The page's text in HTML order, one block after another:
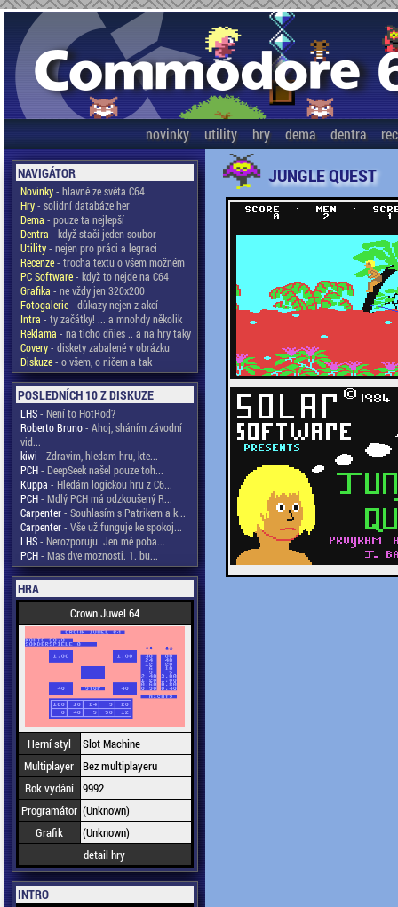
novinky utility hry dema dentra
NAVIGÁTOR
Novinky- hlavně ze světa C64
Hry- solidní databáze her
Dema - pouze ta nejlepší
Dentra - když stačí jeden soubor
Utility- nejen pro práci a legraci
Recenze- trocha textu o všem možném
PC Software- když to nejde na C64
Grafika - ne vždy jen 320x200
Fotogalerie- důkazy nejen z akcí
Intra - ty začátky! ... a mnohdy několik
Reklama - na ticho dňies .. a na hry taky
Covery- diskety zabalené v obrázku
Diskuze- o všem, o ničem a tak
POSLEDNÍCH 10 Z DISKUZE
LHS- Není to HotRod?
Roberto Bruno- Ahoj, sháním závodní
vid...
kiwi - Zdravim, hledam hru, kte...
PCH- DeepSeek našel pouze toh...
Kuppa - Hledám logickou hru z C6...
PCH- Mdlý PCH má odzkoušený R...
Carpenter- Souhlasím s Patrikem a k...
Carpenter- Vše už funguje ke spokoj...
LHS- Nerozporuju. Jen mě poba...
PCH- Mas dve moznosti. 1. bu...
HRA
Crown Juwel 64
Herní styl
Slot Machine
Multiplayer Bez multiplayeru
Rok vydání 9992
Programátor (Unknown)
Grafik
(Unknown)
detail hry
INTRO
JUNGLE QUEST